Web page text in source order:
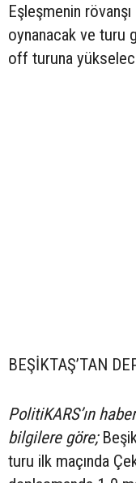
Eşleşmenin
oynanacak ve turu
off turuna
BEŞİKTAŞ’TAN
PolitiKARS’ın
bilgilere göre;
turu ilk maçında